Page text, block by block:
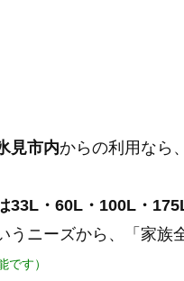
見市内からの利用なら
33L・60L・100L・
うニーズから、「家族
です）